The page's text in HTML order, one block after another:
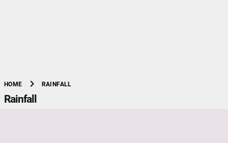
HOME chevron_right RAINFALL
Rainfall